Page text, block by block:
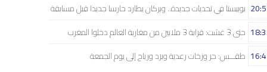
بوبيستا في تحديات جديدة.. وبركان يطارد حارسا جديدا قبل مسابقة دوري الأبطال
حتى 3 غشت: قرابة 3 ملايين من مغاربة العالم دخلوا المغرب
طقـــس: حر وزخات رعدية وبرَد ورياح إلى يوم الجمعة